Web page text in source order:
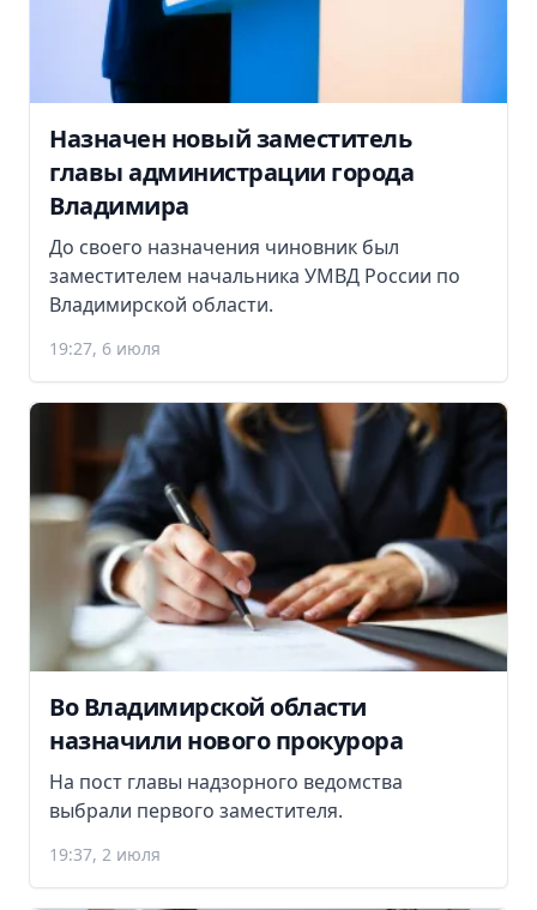
Назначен новый заместитель
главы администрации города
Владимира
До своего назначения чиновник был
заместителем начальника УМВД России по
Владимирской области.
19:27, 6 июля
Во Владимирской области
назначили нового прокурора
На пост главы надзорного ведомства
выбрали первого заместителя.
19:37, 2 июля